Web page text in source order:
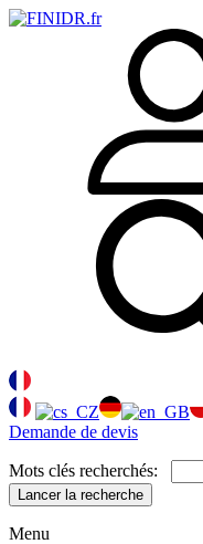
Demande de devis
Mots clés recherchés:
Lancer la recherche
Menu